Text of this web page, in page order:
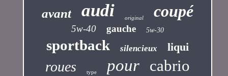
avant audi original coupé
5w-40 gauche 5w-30
sportback silencieux liqui
roues type pour cabrio